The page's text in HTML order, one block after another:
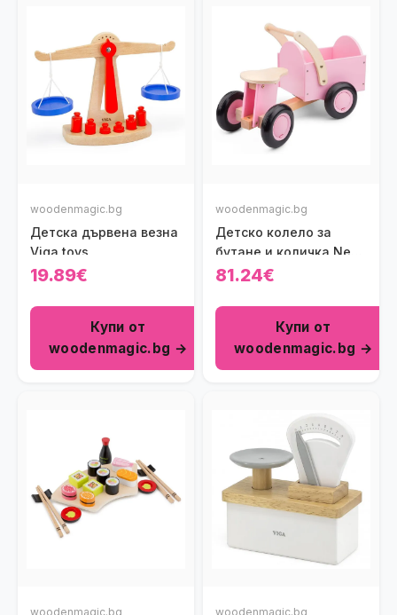
woodenmagic.bg
Детска дървена везна
Viga toys
19.89€
Купи от
woodenmagic.bg →
woodenmagic.bg
Детско колело за
бутане и количка New
classic toys
81.24€
Купи от
woodenmagic.bg →
woodenmagic.bg woodenmagic.bg